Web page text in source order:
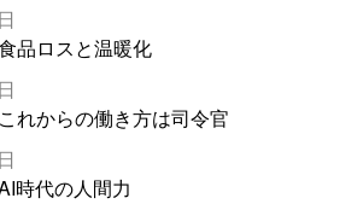
品ロスと温暖化
れからの働き方は司令官
時代の人間力